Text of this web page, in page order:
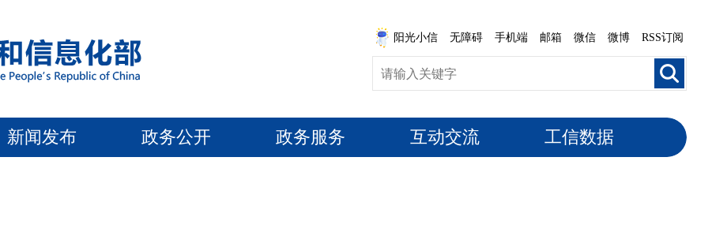
阳光小信 无障碍 手机端 邮箱 微信 微博 RSS订阅
新闻发布 政务公开 政务服务 互动交流 工信数据